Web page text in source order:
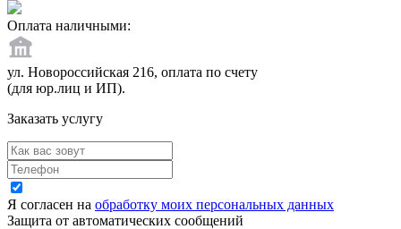
Оплата наличными:
ул. Новороссийская 216, оплата по счету
(для юр.лиц и ИП).
Заказать услугу
Я согласен на обработку моих персональных данных
Защита от автоматических сообщений